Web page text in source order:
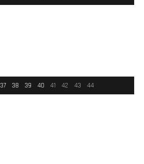
37 38 39 40 41 42 43 44